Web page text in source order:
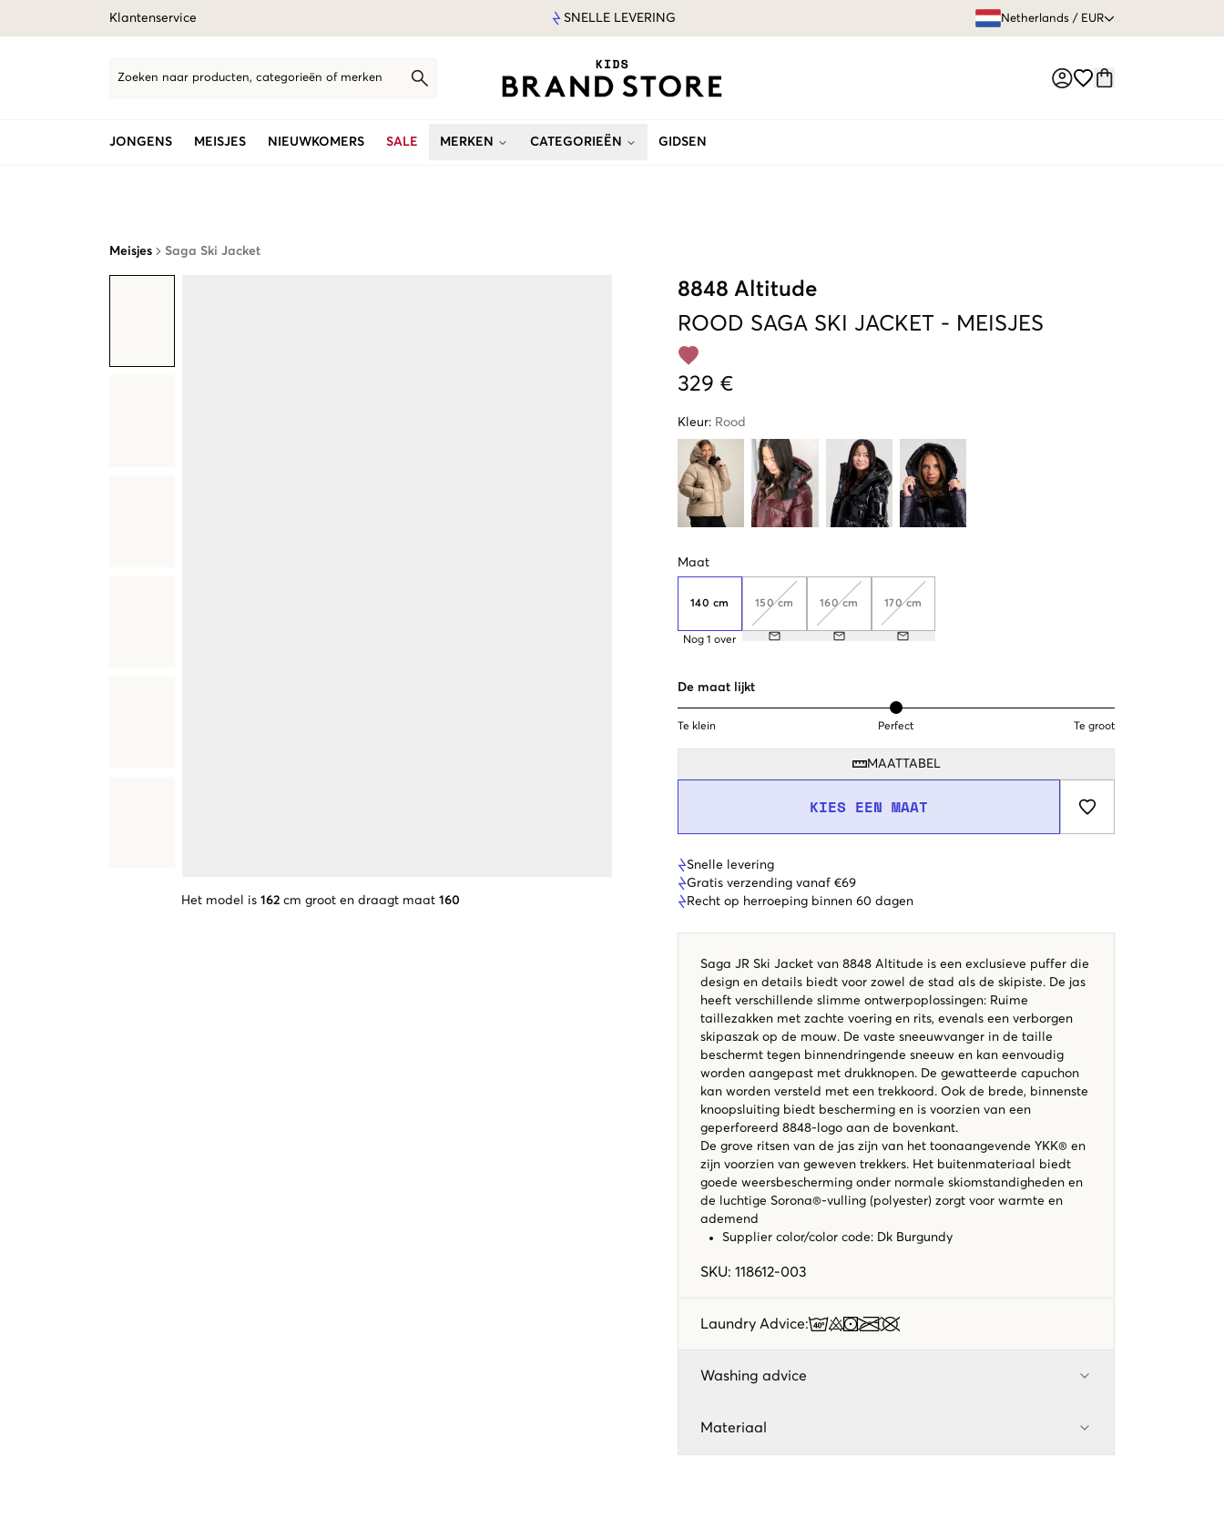
Klantenservice SNELLE LEVERING Netherlands / EUR
Zoeken naar producten, categorieën of merken
JONGENS MEISJES NIEUWKOMERS SALE MERKEN CATEGORIEËN GIDSEN
Meisjes Saga Ski Jacket
Het model is 162 cm groot en draagt maat 160
8848 Altitude
ROOD SAGA SKI JACKET - MEISJES
329 €
Kleur: Rood
Maat
140 cm
Nog 1 over
150 cm 160 cm 170 cm
De maat lijkt
Te klein Perfect Te groot
MAATTABEL
KIES EEN MAAT
Snelle levering
Gratis verzending vanaf €69
Recht op herroeping binnen 60 dagen
Saga JR Ski Jacket van 8848 Altitude is een exclusieve puffer die
design en details biedt voor zowel de stad als de skipiste. De jas
heeft verschillende slimme ontwerpoplossingen: Ruime
taillezakken met zachte voering en rits, evenals een verborgen
skipaszak op de mouw. De vaste sneeuwvanger in de taille
beschermt tegen binnendringende sneeuw en kan eenvoudig
worden aangepast met drukknopen. De gewatteerde capuchon
kan worden versteld met een trekkoord. Ook de brede, binnenste
knoopsluiting biedt bescherming en is voorzien van een
geperforeerd 8848-logo aan de bovenkant.
De grove ritsen van de jas zijn van het toonaangevende YKK® en
zijn voorzien van geweven trekkers. Het buitenmateriaal biedt
goede weersbescherming onder normale skiomstandigheden en
de luchtige Sorona®-vulling (polyester) zorgt voor warmte en
ademend
Supplier color/color code: Dk Burgundy
SKU: 118612-003
Laundry Advice:
Washing advice
Materiaal